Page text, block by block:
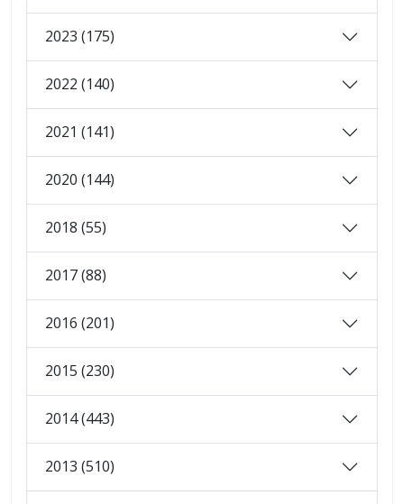
2023 (175)
2022 (140)
2021 (141)
2020 (144)
2018 (55)
2017 (88)
2016 (201)
2015 (230)
2014 (443)
2013 (510)